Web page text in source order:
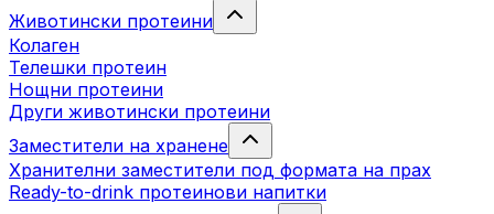
Животински протеини
Колаген
Телешки протеин
Нощни протеини
Други животински протеини
Заместители на хранене
Хранителни заместители под формата на прах
Ready-to-drink протеинови напитки